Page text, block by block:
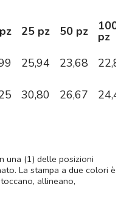
25 pz 50 pz 100
pz
25,94 23,68
22,81
30,80 26,67 24,42
una (1) delle posizioni
La stampa a due colori è
allineano,